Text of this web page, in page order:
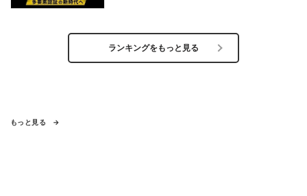
ランキングをもっと見る
もっと見る